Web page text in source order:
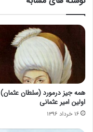
همه جیز درمورد (سلطان عثمان)
اولین امیر عثمانی
۱۶ خرداد ۱۳۹۶